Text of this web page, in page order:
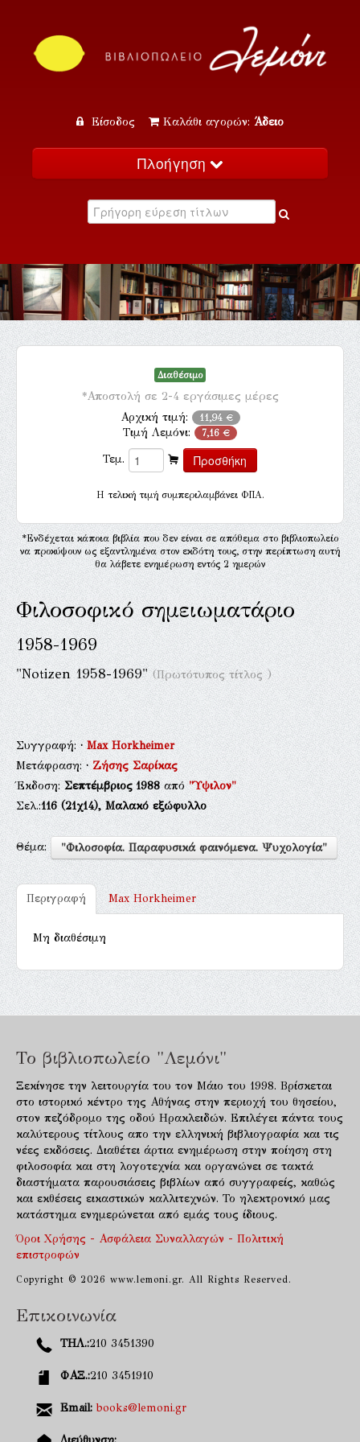
Είσοδος Καλάθι αγορών: Άδειο
Πλοήγηση
Κατάλογος
Εκδηλώσεις
Επικοινωνία
Διαθέσιμο
*Αποστολή σε 2-4 εργάσιμες μέρες
Αρχική τιμή: 11,94 €
Τιμή Λεμόνι: 7,16 €
Τεμ.
H τελική τιμή συμπεριλαμβάνει ΦΠΑ.
*Ενδέχεται κάποια βιβλία που δεν είναι σε απόθεμα στο βιβλιοπωλείο
να προκύψουν ως εξαντλημένα στον εκδότη τους, στην περίπτωση αυτή
θα λάβετε ενημέρωση εντός 2 ημερών
Φιλοσοφικό σημειωματάριο
1958-1969
"Notizen 1958-1969"(Πρωτότυπος τίτλος )
Συγγραφή:·Max Horkheimer
Μετάφραση:·Ζήσης Σαρίκας
Έκδοση:Σεπτέμβριος 1988από"Ύψιλον"
Σελ.:116(21χ14), Μαλακό εξώφυλλο
Θέμα: "Φιλοσοφία. Παραφυσικά φαινόμενα. Ψυχολογία"
Περιγραφή Max Horkheimer
Μη διαθέσιμη
Το βιβλιοπωλείο "Λεμόνι"
Ξεκίνησε την λειτουργία του τον Μάιο του 1998. Βρίσκεται
στο ιστορικό κέντρο της Αθήνας στην περιοχή του θησείου,
στον πεζόδρομο της οδού Ηρακλειδών. Επιλέγει πάντα τους
καλύτερους τίτλους απο την ελληνική βιβλιογραφία και τις
νέες εκδόσεις. Διαθέτει άρτια ενημέρωση στην ποίηση στη
φιλοσοφία και στη λογοτεχνία και οργανώνει σε τακτά
διαστήματα παρουσιάσεις βιβλίων από συγγραφείς, καθώς
και εκθέσεις εικαστικών καλλιτεχνών. Το ηλεκτρονικό μας
κατάστημα ενημερώνεται από εμάς τους ίδιους.
Όροι Χρήσης - Ασφάλεια Συναλλαγών - Πολιτική
επιστροφών
Copyright © 2026 www.lemoni.gr. All Rights Reserved.
Επικοινωνία
ΤΗΛ.:210 3451390
ΦΑΞ.:210 3451910
Email: books@lemoni.gr